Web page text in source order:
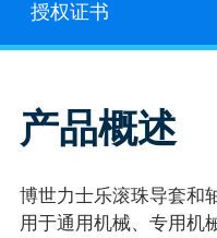
授权证书
产品概述
博世力士乐滚珠导套和
用于通用机械、专用机